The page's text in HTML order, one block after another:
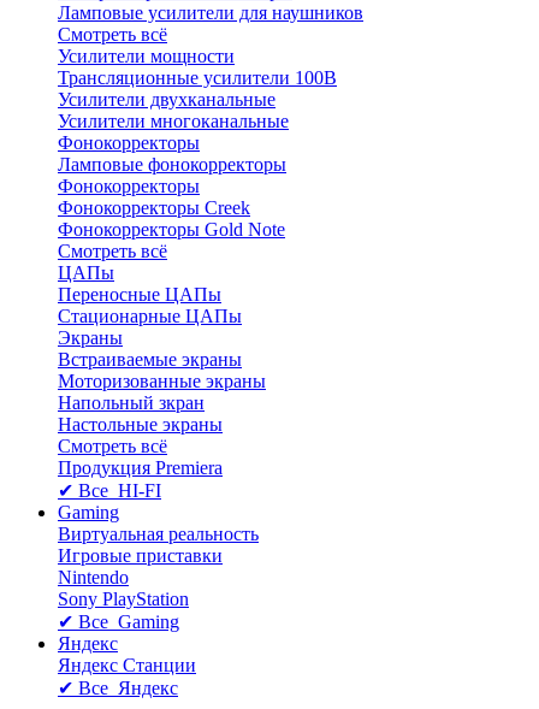
Ламповые усилители для наушников
Смотреть всё
Усилители мощности
Трансляционные усилители 100В
Усилители двухканальные
Усилители многоканальные
Фонокорректоры
Ламповые фонокорректоры
Фонокорректоры
Фонокорректоры Creek
Фонокорректоры Gold Note
Смотреть всё
ЦАПы
Переносные ЦАПы
Стационарные ЦАПы
Экраны
Встраиваемые экраны
Моторизованные экраны
Напольный зкран
Настольные экраны
Смотреть всё
Продукция Premiera
✔ Все HI-FI
Gaming
Виртуальная реальность
Игровые приставки
Nintendo
Sony PlayStation
✔ Все Gaming
Яндекс
Яндекс Станции
✔ Все Яндекс